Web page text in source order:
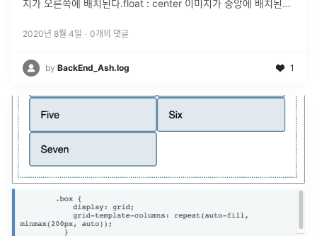
지가 오른쪽에 배치된다.float : center 이미지가 중앙에 배치된다.
2020년 8월 4일 · 0개의 댓글
by BackEnd_Ash.log 1